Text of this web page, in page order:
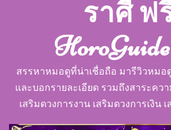
ราศี ฟ
สรรหาหมอดูที่น่าเชื่อถือ มารีวิวหม
และบอกรายละเอียด รวมถึงสาระคว
เสริมดวงการงาน เสริมดวงการเงิน